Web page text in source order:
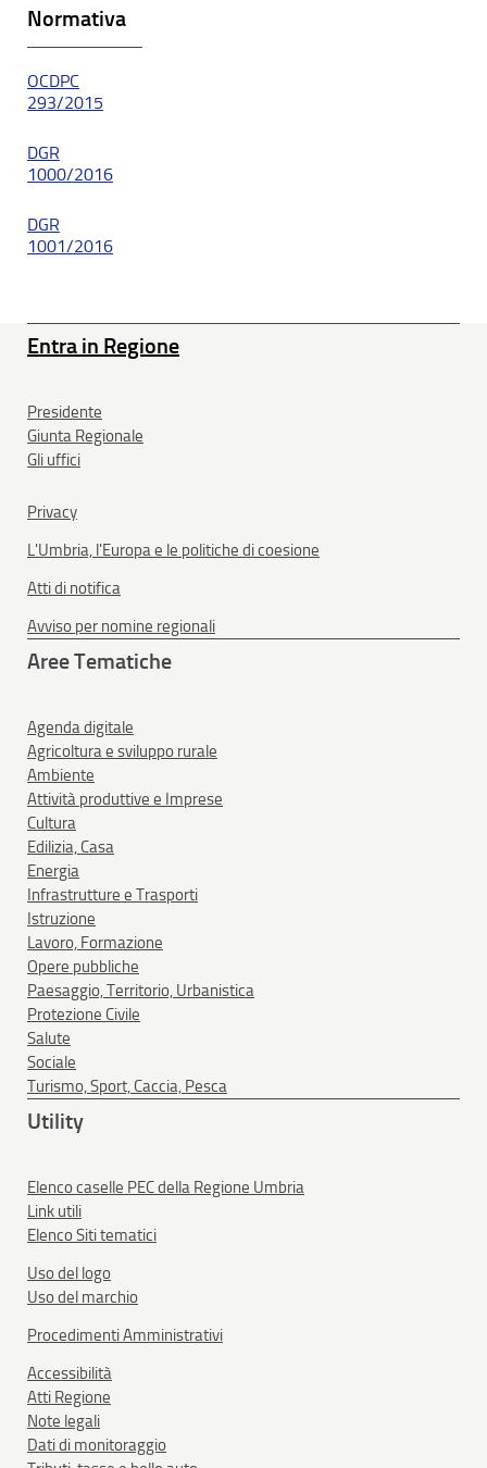
Normativa
OCDPC
293/2015
DGR
1000/2016
DGR
1001/2016
Entra in Regione
Presidente
Giunta Regionale
Gli uffici
Privacy
L'Umbria, l'Europa e le politiche di coesione
Atti di notifica
Avviso per nomine regionali
Aree Tematiche
Agenda digitale
Agricoltura e sviluppo rurale
Ambiente
Attività produttive e Imprese
Cultura
Edilizia, Casa
Energia
Infrastrutture e Trasporti
Istruzione
Lavoro, Formazione
Opere pubbliche
Paesaggio, Territorio, Urbanistica
Protezione Civile
Salute
Sociale
Turismo, Sport, Caccia, Pesca
Utility
Elenco caselle PEC della Regione Umbria
Link utili
Elenco Siti tematici
Uso del logo
Uso del marchio
Procedimenti Amministrativi
Accessibilità
Atti Regione
Note legali
Dati di monitoraggio